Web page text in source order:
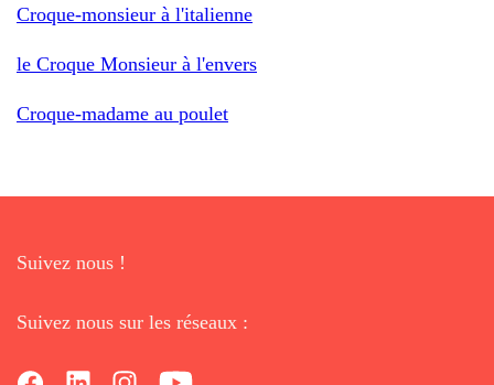
Croque-monsieur à l'italienne
le Croque Monsieur à l'envers
Croque-madame au poulet
Suivez nous !
Suivez nous sur les réseaux :